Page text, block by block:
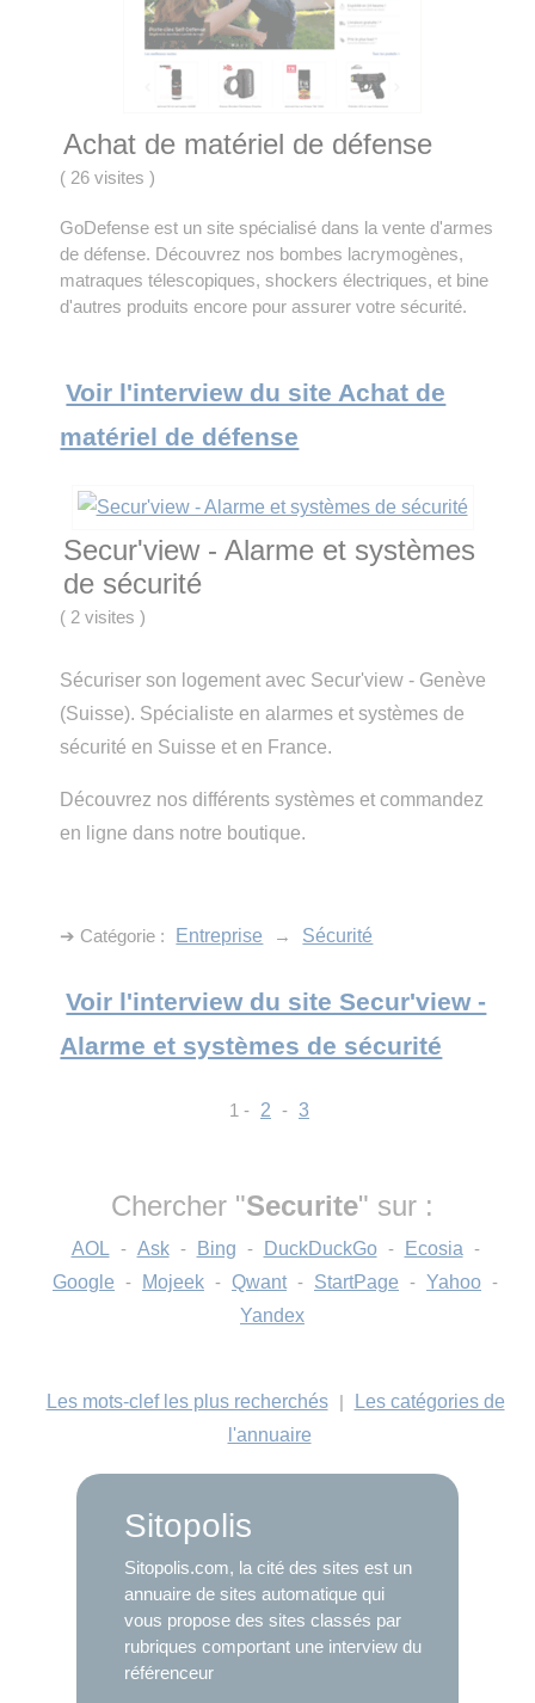
Achat de matériel de défense
( 26 visites)
GoDefense est un site spécialisé dans la vente d'armes
de défense. Découvrez nos bombes lacrymogènes,
matraques télescopiques, shockers électriques, et bine
d'autres produits encore pour assurer votre sécurité.
Voir l'interview du site Achat de
matériel de défense
Secur'view - Alarme et systèmes
de sécurité
( 2 visites)
Sécuriser son logement avec Secur'view - Genève
(Suisse). Spécialiste en alarmes et systèmes de
sécurité en Suisse et en France.
Découvrez nos différents systèmes et commandez
en ligne dans notre boutique.
➔ Catégorie : Entreprise → Sécurité
Voir l'interview du site Secur'view -
Alarme et systèmes de sécurité
1 - 2 - 3
Chercher "Securite" sur :
AOL - Ask - Bing - DuckDuckGo - Ecosia -
Google - Mojeek - Qwant - StartPage - Yahoo -
Yandex
Les mots-clef les plus recherchés |
Les catégories de
l'annuaire
Sitopolis
Sitopolis.com, la cité des sites est un
annuaire de sites automatique qui
vous propose des sites classés par
rubriques comportant une interview du
référenceur